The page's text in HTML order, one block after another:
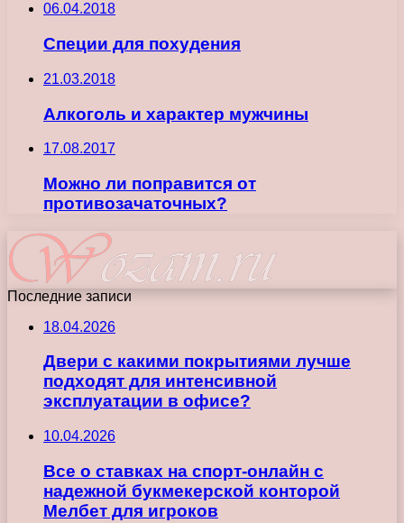
06.04.2018
Специи для похудения
21.03.2018
Алкоголь и характер мужчины
17.08.2017
Можно ли поправится от
противозачаточных?
Последние записи
18.04.2026
Двери с какими покрытиями лучше
подходят для интенсивной
эксплуатации в офисе?
10.04.2026
Все о ставках на спорт-онлайн с
надежной букмекерской конторой
Мелбет для игроков